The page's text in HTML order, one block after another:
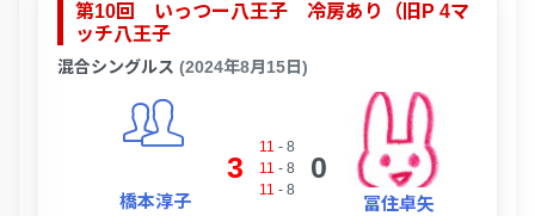
第10回 いっつー八王子 冷房あり（旧P 4マ
ッチ八王子
混合シングルス (2024年8月15日)
橋本淳子
3
11 - 8
11 - 8
11 - 8
0
冨住卓矢